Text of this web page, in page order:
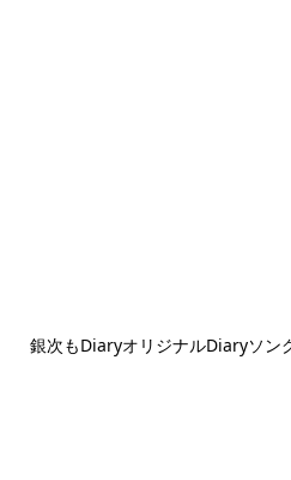
銀次もDiaryオリジナルDiaryソン